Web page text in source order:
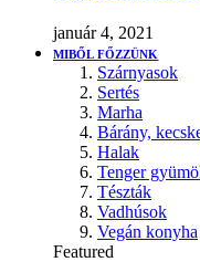
január 4, 2021
MIBŐL FŐZZÜNK
Szárnyasok
Sertés
Marha
Bárány,
Halak
Tenger
Tészták
Vadhúsok
Vegán konyha
Featured